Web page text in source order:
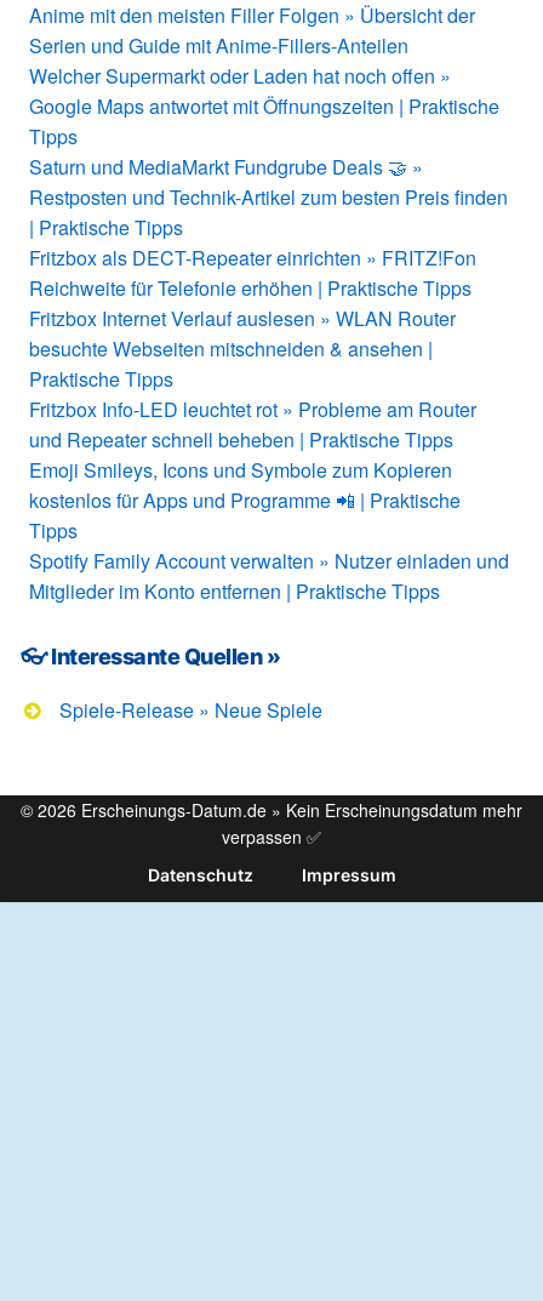
Anime mit den meisten Filler Folgen » Übersicht der
Serien und Guide mit Anime-Fillers-Anteilen
Welcher Supermarkt oder Laden hat noch offen »
Google Maps antwortet mit Öffnungszeiten | Praktische
Tipps
Saturn und MediaMarkt Fundgrube Deals 🤝 »
Restposten und Technik-Artikel zum besten Preis finden
| Praktische Tipps
Fritzbox als DECT-Repeater einrichten » FRITZ!Fon
Reichweite für Telefonie erhöhen | Praktische Tipps
Fritzbox Internet Verlauf auslesen » WLAN Router
besuchte Webseiten mitschneiden & ansehen |
Praktische Tipps
Fritzbox Info-LED leuchtet rot » Probleme am Router
und Repeater schnell beheben | Praktische Tipps
Emoji Smileys, Icons und Symbole zum Kopieren
kostenlos für Apps und Programme 📲 | Praktische
Tipps
Spotify Family Account verwalten » Nutzer einladen und
Mitglieder im Konto entfernen | Praktische Tipps
👓 Interessante Quellen »
Spiele-Release » Neue Spiele
© 2026 Erscheinungs-Datum.de » Kein Erscheinungsdatum mehr
verpassen ✅
Datenschutz Impressum